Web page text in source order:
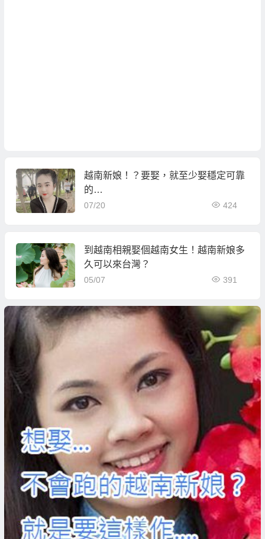
越南新娘！？要娶，就至少娶穩定可靠
的…
07/20 424
到越南相親娶個越南女生！越南新娘多
久可以來台灣？
05/07 391